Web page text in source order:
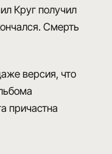
Круг получил
. Смерть
версия, что
причастна